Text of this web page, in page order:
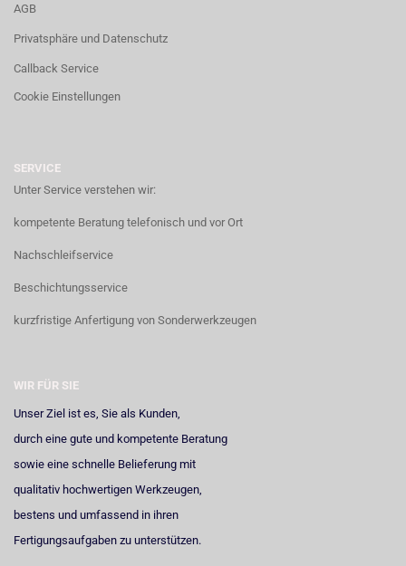
AGB
Privatsphäre und Datenschutz
Callback Service
Cookie Einstellungen
SERVICE
Unter Service verstehen wir:
kompetente Beratung telefonisch und vor Ort
Nachschleifservice
Beschichtungsservice
kurzfristige Anfertigung von Sonderwerkzeugen
WIR FÜR SIE
Unser Ziel ist es, Sie als Kunden,
durch eine gute und kompetente Beratung
sowie eine schnelle Belieferung mit
qualitativ hochwertigen Werkzeugen,
bestens und umfassend in ihren
Fertigungsaufgaben zu unterstützen.